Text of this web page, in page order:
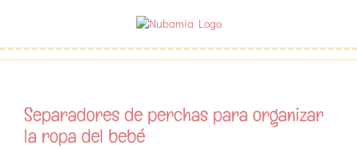
Separadores de perchas para organizar
la ropa del bebé